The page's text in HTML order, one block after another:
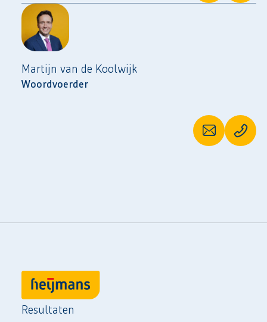
Martijn van de Koolwijk
Woordvoerder
Resultaten